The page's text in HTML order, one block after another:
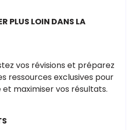
PLUS LOIN DANS LA
vos révisions et préparez
ressources exclusives pour
maximiser vos résultats.